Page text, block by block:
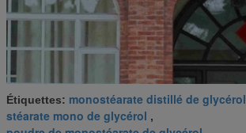
Étiquettes: monostéarate distillé de glycérol
stéarate mono de glycérol ,